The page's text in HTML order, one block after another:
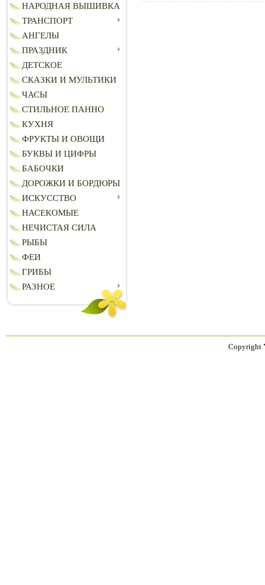
НАРОДНАЯ ВЫШИВКА
ТРАНСПОРТ
АНГЕЛЫ
ПРАЗДНИК
ДЕТСКОЕ
СКАЗКИ И МУЛЬТИКИ
ЧАСЫ
СТИЛЬНОЕ ПАННО
КУХНЯ
ФРУКТЫ И ОВОЩИ
БУКВЫ И ЦИФРЫ
БАБОЧКИ
ДОРОЖКИ И БОРДЮРЫ
ИСКУССТВО
НАСЕКОМЫЕ
НЕЧИСТАЯ СИЛА
РЫБЫ
ФЕИ
ГРИБЫ
РАЗНОЕ
Copyright